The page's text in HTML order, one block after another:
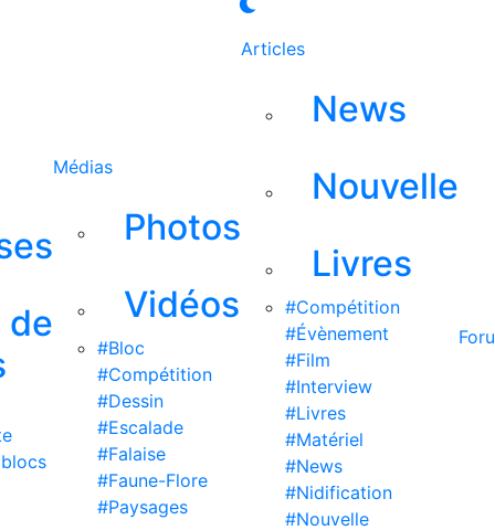
de
Médias
Photos
Vidéos
#Bloc
#Compétition
#Dessin
#Escalade
#Falaise
#Faune-Flore
#Paysages
Articles
News
Nouvelle
Livres
#Compétition
#Évènement
#Film
#Interview
#Livres
#Matériel
#News
#Nidification
#Nouvelle